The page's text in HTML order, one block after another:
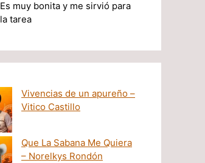
Es muy bonita y me sirvió para
la tarea
Vivencias de un apureño –
Vitico Castillo
Que La Sabana Me Quiera
– Norelkys Rondón